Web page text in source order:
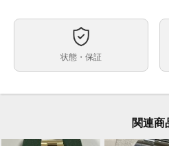
41mm
ケース素材
ンクロノメータータ
コマ調整の痕跡もな
状態・保証
関連商